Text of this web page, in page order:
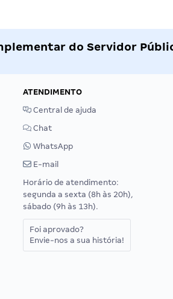
do Servidor
ATENDIMENTO
Central de ajuda
Chat
WhatsApp
E-mail
Horário de atendimento:
segunda a sexta (8h às 20h),
sábado (9h às 13h).
Foi aprovado?
Envie-nos a sua história!